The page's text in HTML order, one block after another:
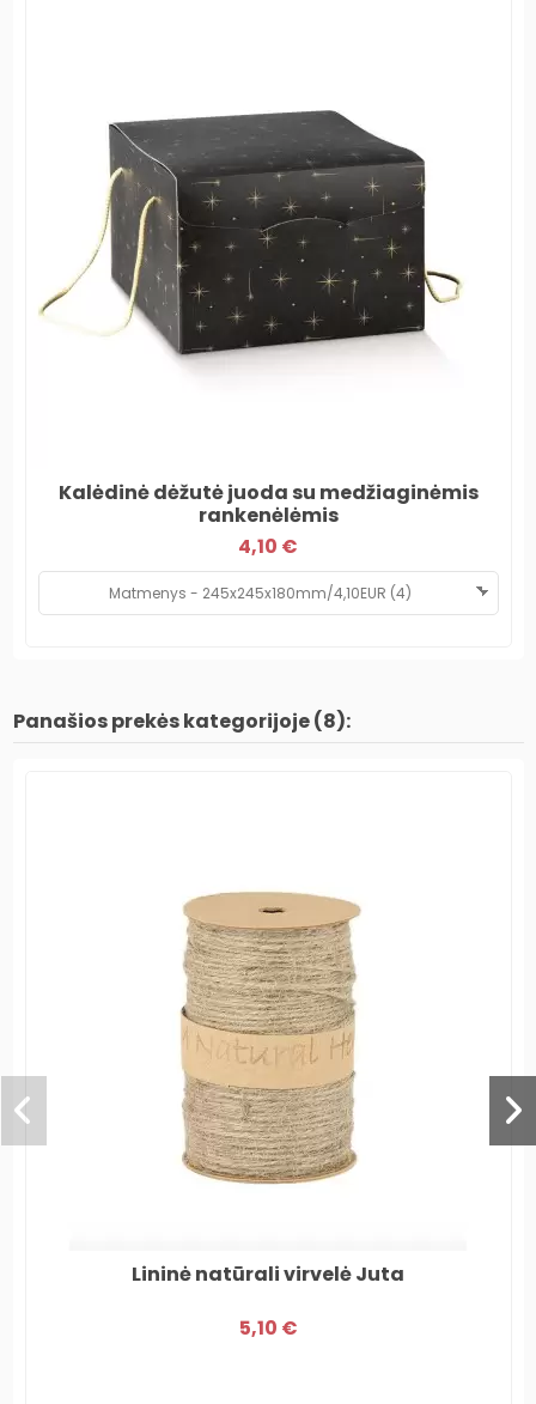
Kalėdinė dėžutė juoda su medžiaginėmis
rankenėlėmis
4,10 €
Panašios prekės kategorijoje (8):
Lininė natūrali virvelė Juta
5,10 €